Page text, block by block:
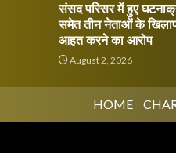
संसद परिसर में हुए
समेत तीन नेताओं के खिलाफ
आहत करने का आरोप
August 2, 2026
HOME